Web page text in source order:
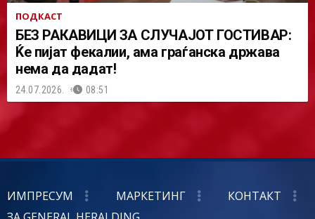
ПОДКАСТ
БЕЗ РАКАВИЦИ ЗА СЛУЧАЈОТ ГОСТИВАР:
Ќе пијат фекалии, ама граѓанска држава
нема да дадат!
24.07.2026. 08:51
ИМПРЕСУМ МАРКЕТИНГ
КОНТАКТ